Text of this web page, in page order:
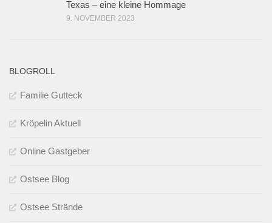
Texas – eine kleine Hommage
9. NOVEMBER 2023
BLOGROLL
Familie Gutteck
Kröpelin Aktuell
Online Gastgeber
Ostsee Blog
Ostsee Strände